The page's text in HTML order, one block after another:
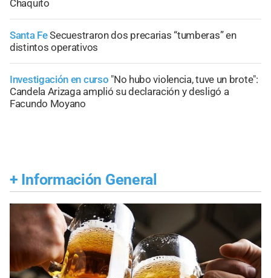
Chaquito
Santa FeSecuestraron dos precarias “tumberas” en
distintos operativos
Investigación en curso "No hubo violencia, tuve un brote":
Candela Arizaga amplió su declaración y desligó a
Facundo Moyano
+ Información General